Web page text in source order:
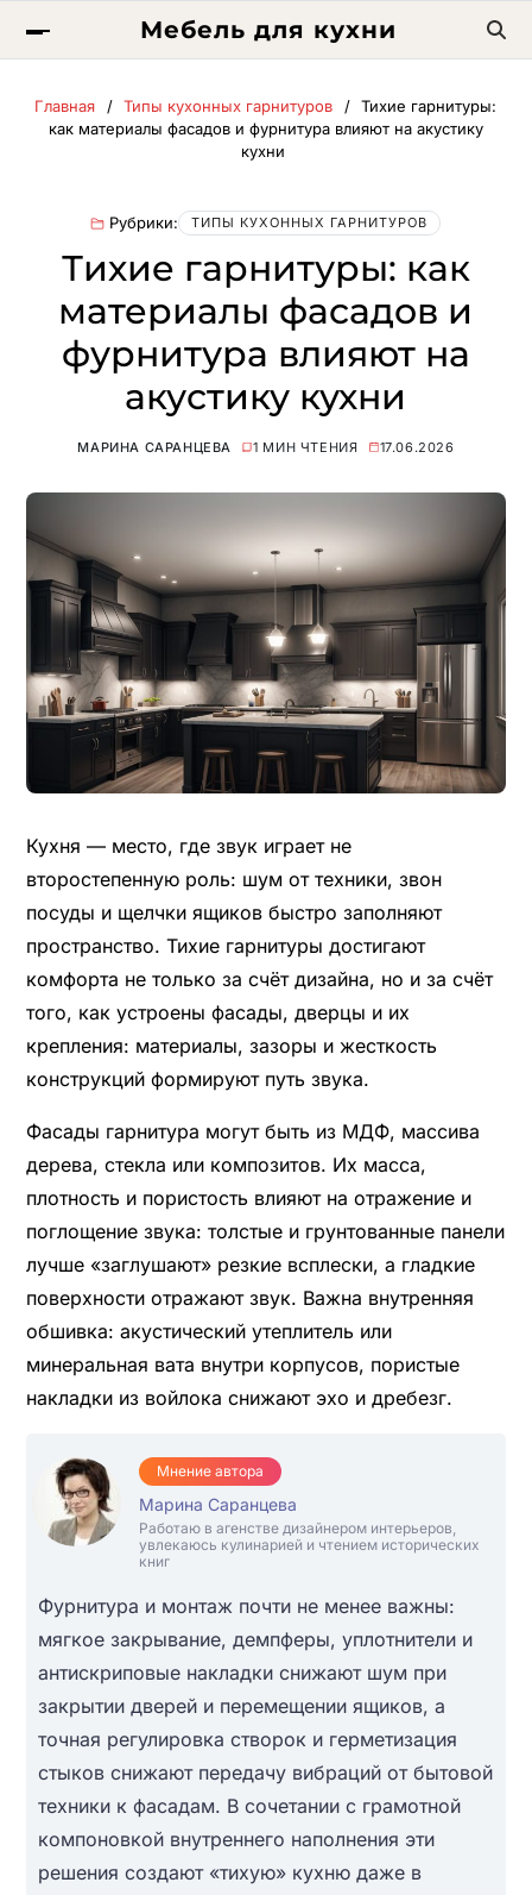
Мебель для кухни
Главная Типы кухонных гарнитуров
Тихие гарнитуры:
как материалы фасадов и фурнитура влияют на акустику
кухни
Рубрики: ТИПЫ КУХОННЫХ ГАРНИТУРОВ
Тихие гарнитуры: как
материалы фасадов и
фурнитура влияют на
акустику кухни
МАРИНА САРАНЦЕВА 1 МИН ЧТЕНИЯ 17.06.2026
Кухня — место, где звук играет не
второстепенную роль: шум от техники, звон
посуды и щелчки ящиков быстро заполняют
пространство. Тихие гарнитуры достигают
комфорта не только за счёт дизайна, но и за счёт
того, как устроены фасады, дверцы и их
крепления: материалы, зазоры и жесткость
конструкций формируют путь звука.
Фасады гарнитура могут быть из МДФ, массива
дерева, стекла или композитов. Их масса,
плотность и пористость влияют на отражение и
поглощение звука: толстые и грунтованные панели
лучше «заглушают» резкие всплески, а гладкие
поверхности отражают звук. Важна внутренняя
обшивка: акустический утеплитель или
минеральная вата внутри корпусов, пористые
накладки из войлока снижают эхо и дребезг.
Мнение автора
Марина Саранцева
Работаю в агенстве дизайнером интерьеров,
увлекаюсь кулинарией и чтением исторических
книг
Фурнитура и монтаж почти не менее важны:
мягкое закрывание, демпферы, уплотнители и
антискриповые накладки снижают шум при
закрытии дверей и перемещении ящиков, а
точная регулировка створок и герметизация
стыков снижают передачу вибраций от бытовой
техники к фасадам. В сочетании с грамотной
компоновкой внутреннего наполнения эти
решения создают «тихую» кухню даже в